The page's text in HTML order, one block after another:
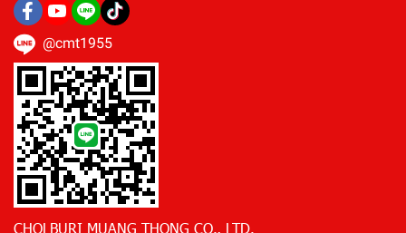
@cmt1955
CHOLBURI MUANG THONG CO., LTD.